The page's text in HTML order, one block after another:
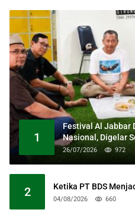
1
Festival Al Jabbar
Nasional, Digelar
Masjid Raya Al
26/07/2026 972
2 Ketika PT BDS
04/08/2026 660